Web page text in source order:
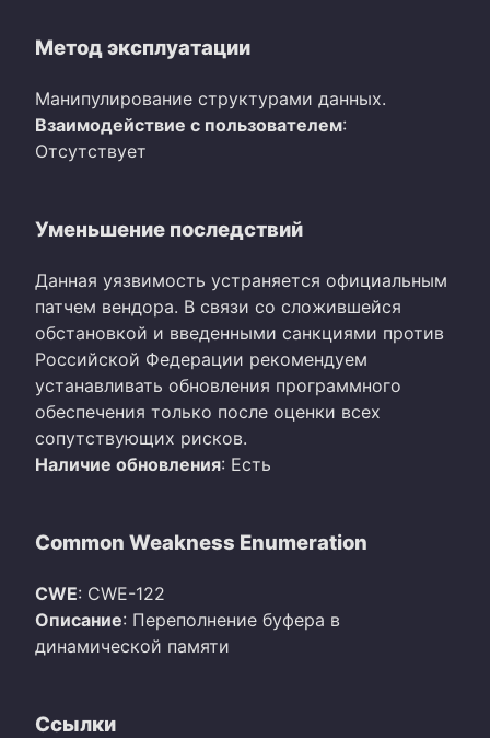
Метод эксплуатации
Манипулирование структурами данных.
Взаимодействие с пользователем:
Отсутствует
Уменьшение последствий
Данная уязвимость устраняется официальным
патчем вендора. В связи со сложившейся
обстановкой и введенными санкциями против
Российской Федерации рекомендуем
устанавливать обновления программного
обеспечения только после оценки всех
сопутствующих рисков.
Наличие обновления: Есть
Common Weakness Enumeration
CWE: CWE-122
Описание: Переполнение буфера в
динамической памяти
Ссылки